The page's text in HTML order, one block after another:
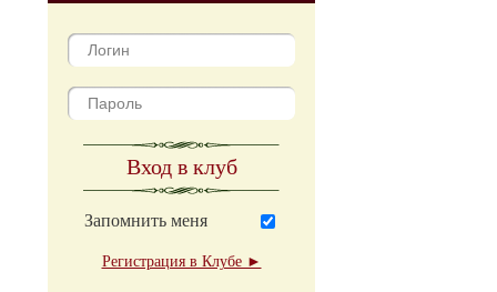
Вход в клуб
Запомнить меня
Регистрация в Клубе ►